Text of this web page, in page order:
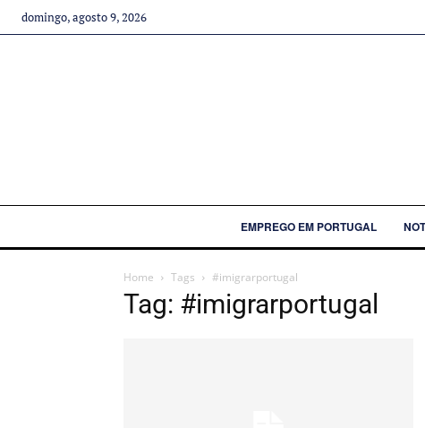
domingo, agosto 9, 2026
EMPREGO EM PORTUGAL
Home Tags #imigrarportugal
Tag: #imigrarportugal